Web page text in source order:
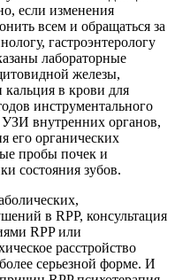
если изменения
всем и обращаться за
гастроэнтерологу
лабораторные
железы,
кальция в крови для
инструментального
внутренних органов,
его органических
пробы почек и
состояния зубов.
в RPP, консультация
RPP или
расстройство
серьезной форме. И